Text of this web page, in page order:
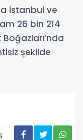
İstanbul ve
26 bin 214
şekilde